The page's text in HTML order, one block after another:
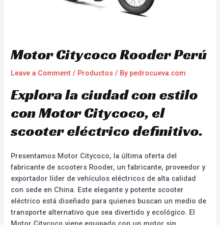
Motor Citycoco Rooder Perú
Leave a Comment / Productos / By pedrocueva.com
Explora la ciudad con estilo
con Motor Citycoco, el
scooter eléctrico definitivo.
Presentamos Motor Citycoco, la última oferta del
fabricante de scooters Rooder, un fabricante, proveedor y
exportador líder de vehículos eléctricos de alta calidad
con sede en China. Este elegante y potente scooter
eléctrico está diseñado para quienes buscan un medio de
transporte alternativo que sea divertido y ecológico. El